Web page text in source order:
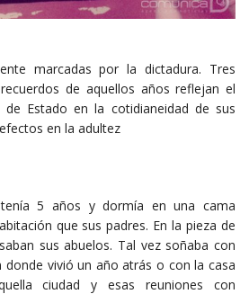
marcadas por la dictadura. Tres
de aquellos años reflejan el
Estado en la cotidianeidad de sus
en la adultez
tenía 5 años y dormía en una cama
que sus padres. En la pieza de
sus abuelos. Tal vez soñaba con
donde vivió un año atrás o con la casa
ciudad y esas reuniones con